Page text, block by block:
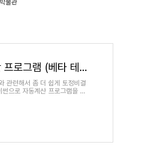
토정비결 - 자동계산 프로그램 (베타 테스트)
관련해서 좀 더 쉽게 토정비결
으로 자동계산 프로그램을 만